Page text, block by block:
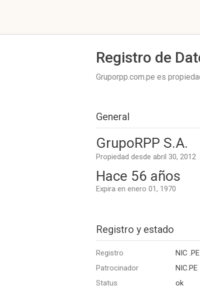
Registro de
Gruporpp.com.pe es
General
GrupoRPP S.A.
Propiedad desde abril 30, 2012
Hace 56 años
Expira en enero 01, 1970
Registro y estado
Registro
NIC .PE
Patrocinador
NIC.PE
Status
ok